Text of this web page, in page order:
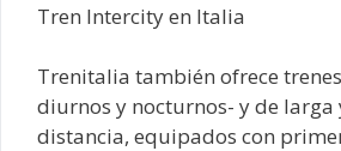
Tren Intercity en Italia
Trenitalia también ofrece
diurnos y nocturnos- y de larga
distancia, equipados con